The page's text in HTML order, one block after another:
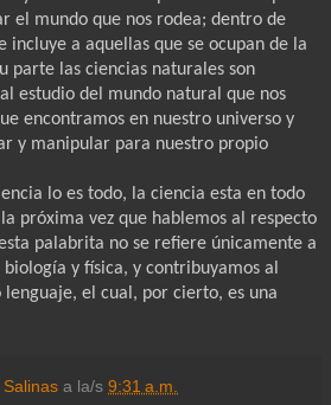
el mundo que nos rodea; dentro de
incluye a aquellas que se ocupan de la
parte las ciencias naturales son
estudio del mundo natural que nos
encontramos en nuestro universo y
y manipular para nuestro propio
lo es todo, la ciencia esta en todo
próxima vez que hablemos al respecto
palabrita no se refiere únicamente a
y física, y contribuyamos al
lenguaje, el cual, por cierto, es una
a la/s 9:31 a.m.